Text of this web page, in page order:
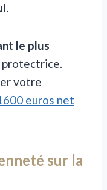
.
le plus
protectrice.
votre
euros net
sur la